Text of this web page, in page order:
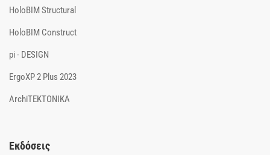
HoloBIM Structural
HoloBIM Construct
pi - DESIGN
ErgoXP 2 Plus 2023
ArchiTEKTONIKA
Εκδόσεις